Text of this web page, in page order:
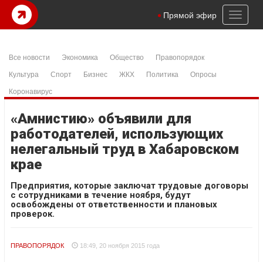
Toggle
Прямой эфир
Все новости Экономика Общество
Правопорядок
Культура
Спорт Бизнес ЖКХ Политика
Опросы
Коронавирус
«Амнистию» объявили для
работодателей, использующих
нелегальный труд в Хабаровском
крае
Предприятия, которые заключат трудовые договоры
с сотрудниками в течение ноября, будут
освобождены от ответственности и плановых
проверок.
ПРАВОПОРЯДОК 18:49, 20 ноября 2015 года